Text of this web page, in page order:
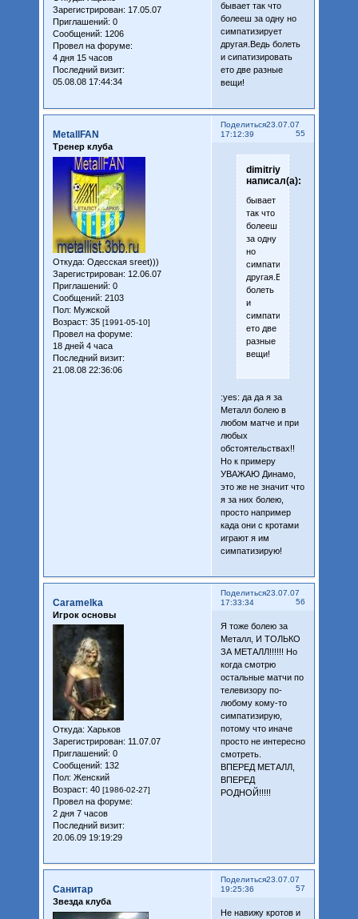
Зарегистрирован: 17.05.07
Приглашений: 0
Сообщений: 1206
Провел на форуме:
4 дня 15 часов
Последний визит:
05.08.08 17:44:34
бывает так что
болееш за одну но
симпатизирует
другая.Ведь болеть
и сипатизировать
ето две разные
вещи!
Поделиться
55
23.07.07
17:12:39
MetallFAN
Тренер клуба
Откуда: Одесская sreet)))
Зарегистрирован: 12.06.07
Приглашений: 0
Сообщений: 2103
Пол: Мужской
Возраст: 35 [1991-05-10]
Провел на форуме:
18 дней 4 часа
Последний визит:
21.08.08 22:36:06
dimitriy
написал(а):
бывает
так что
болееш
за одну
но
симпатизирует
другая.Ведь
болеть
и
симпатизировать
ето две
разные
вещи!
:yes: да да я за
Металл болею в
любом матче и при
любых
обстоятельствах!!
Но к примеру
УВАЖАЮ Динамо,
это же не значит что
я за них болею,
просто например
када они с кротами
играют я им
симпатизирую!
Поделиться
56
23.07.07
17:33:34
Caramelka
Игрок основы
Откуда: Харьков
Зарегистрирован: 11.07.07
Приглашений: 0
Сообщений: 132
Пол: Женский
Возраст: 40 [1986-02-27]
Провел на форуме:
2 дня 7 часов
Последний визит:
20.06.09 19:19:29
Я тоже болею за
Металл, И ТОЛЬКО
ЗА МЕТАЛЛ!!!!!! Но
когда смотрю
остальные матчи по
телевизору по-
любому кому-то
симпатизирую,
потому что иначе
просто не интересно
смотреть.
ВПЕРЕД МЕТАЛЛ,
ВПЕРЕД
РОДНОЙ!!!!!
Поделиться
57
23.07.07
19:25:36
Санитар
Звезда клуба
Не навижу кротов и